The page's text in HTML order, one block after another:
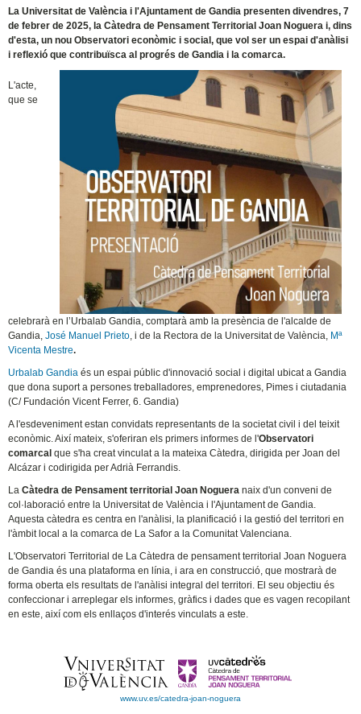
La Universitat de València i l'Ajuntament de Gandia presenten divendres, 7
de febrer de 2025, la Càtedra de Pensament Territorial Joan Noguera i, dins
d'esta, un nou Observatori econòmic i social, que vol ser un espai d'anàlisi
i reflexió que contribuïsca al progrés de Gandia i la comarca.
L'acte,
que se
celebrarà en l’Urbalab Gandia, comptarà amb la presència de l'alcalde de
Gandia,José Manuel Prieto, i de la Rectora de la Universitat de València, Mª
Vicenta Mestre.
Urbalab Gandia és un espai públic d'innovació social i digital ubicat a Gandia
que dona suport a persones treballadores, emprenedores, Pimes i ciutadania
(C/ Fundación Vicent Ferrer, 6. Gandia)
A l'esdeveniment estan convidats representants de la societat civil i del teixit
econòmic. Així mateix, s'oferiran els primers informes de l'Observatori
comarcal que s'ha creat vinculat a la mateixa Càtedra, dirigida per Joan del
Alcázar i codirigida per Adrià Ferrandis.
LaCàtedra de Pensament territorial Joan Noguera naix d'un conveni de
col·laboració entre la Universitat de València i l'Ajuntament de Gandia.
Aquesta càtedra es centra en l'anàlisi, la planificació i la gestió del territori en
l'àmbit local a la comarca de La Safor a la Comunitat Valenciana.
L'Observatori Territorial de La Càtedra de pensament territorial Joan Noguera
de Gandia és una plataforma en línia, i ara en construcció, que mostrarà de
forma oberta els resultats de l'anàlisi integral del territori. El seu objectiu és
confeccionar i arreplegar els informes, gràfics i dades que es vagen recopilant
en este, així com els enllaços d'interés vinculats a este.
www.uv.es/catedra-joan-noguera